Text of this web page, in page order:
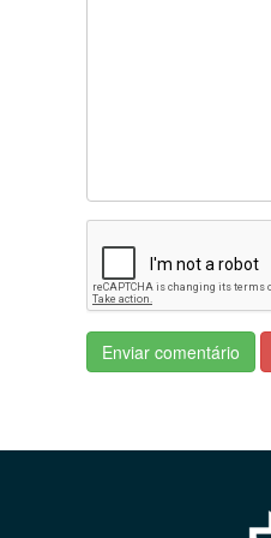
Enviar comentário